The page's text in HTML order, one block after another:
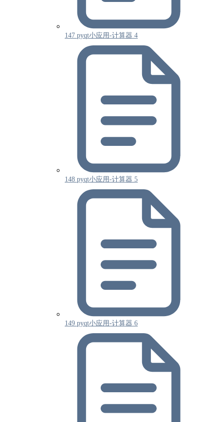
147 pyqt小应用-计算器 4
148 pyqt小应用-计算器 5
149 pyqt小应用-计算器 6